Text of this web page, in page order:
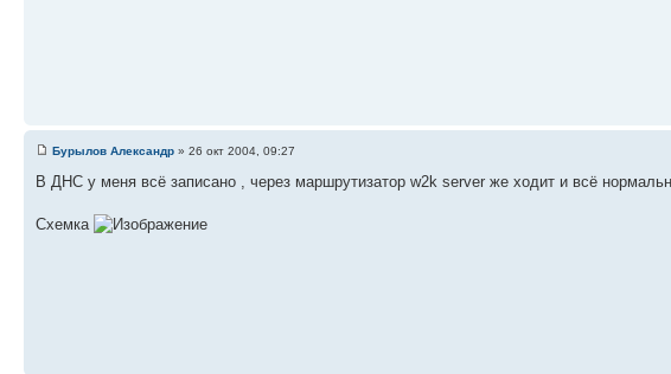
Бурылов Александр » 26 окт 2004, 09:27
В ДНС у меня всё записано , через маршрутизатор w2k server же ходит и всё
Схемка